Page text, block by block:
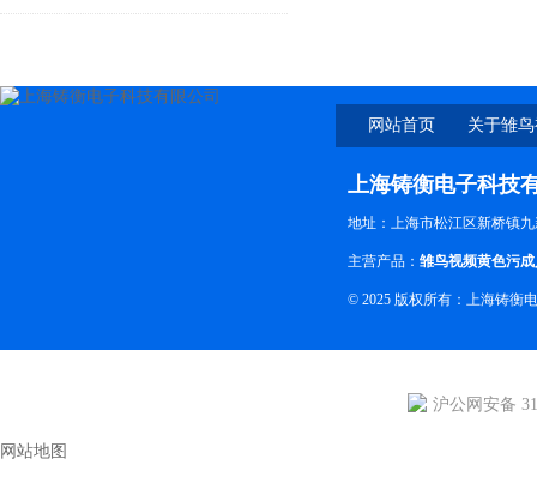
网站首页 关于雏
上海铸衡电子科技
地址：上海市松江区新桥镇
主营产品： 雏鸟视频黄色污
© 2025 版权所有：上海铸衡
沪公网安备
网站地图